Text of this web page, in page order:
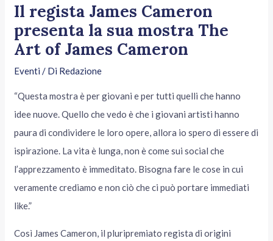
Il regista James Cameron
presenta la sua mostra The
Art of James Cameron
Eventi / Di Redazione
“Questa mostra è per giovani e per tutti quelli che hanno
idee nuove. Quello che vedo è che i giovani artisti hanno
paura di condividere le loro opere, allora io spero di essere di
ispirazione. La vita è lunga, non è come sui social che
l’apprezzamento è immeditato. Bisogna fare le cose in cui
veramente crediamo e non ciò che ci può portare immediati
like.”
Così James Cameron, il pluripremiato regista di origini